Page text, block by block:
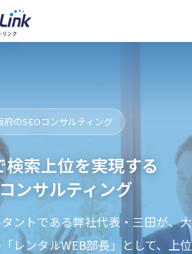
府のSEOコンサルティング
検索上位を実現する
ンサルティング
ントである弊社代表・三田が、大
レンタルWEB部長」として、上位